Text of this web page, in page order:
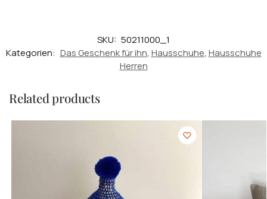
SKU: 50211000_1
Kategorien: Das Geschenk für ihn, Hausschuhe, Hausschuhe
Herren
Related products